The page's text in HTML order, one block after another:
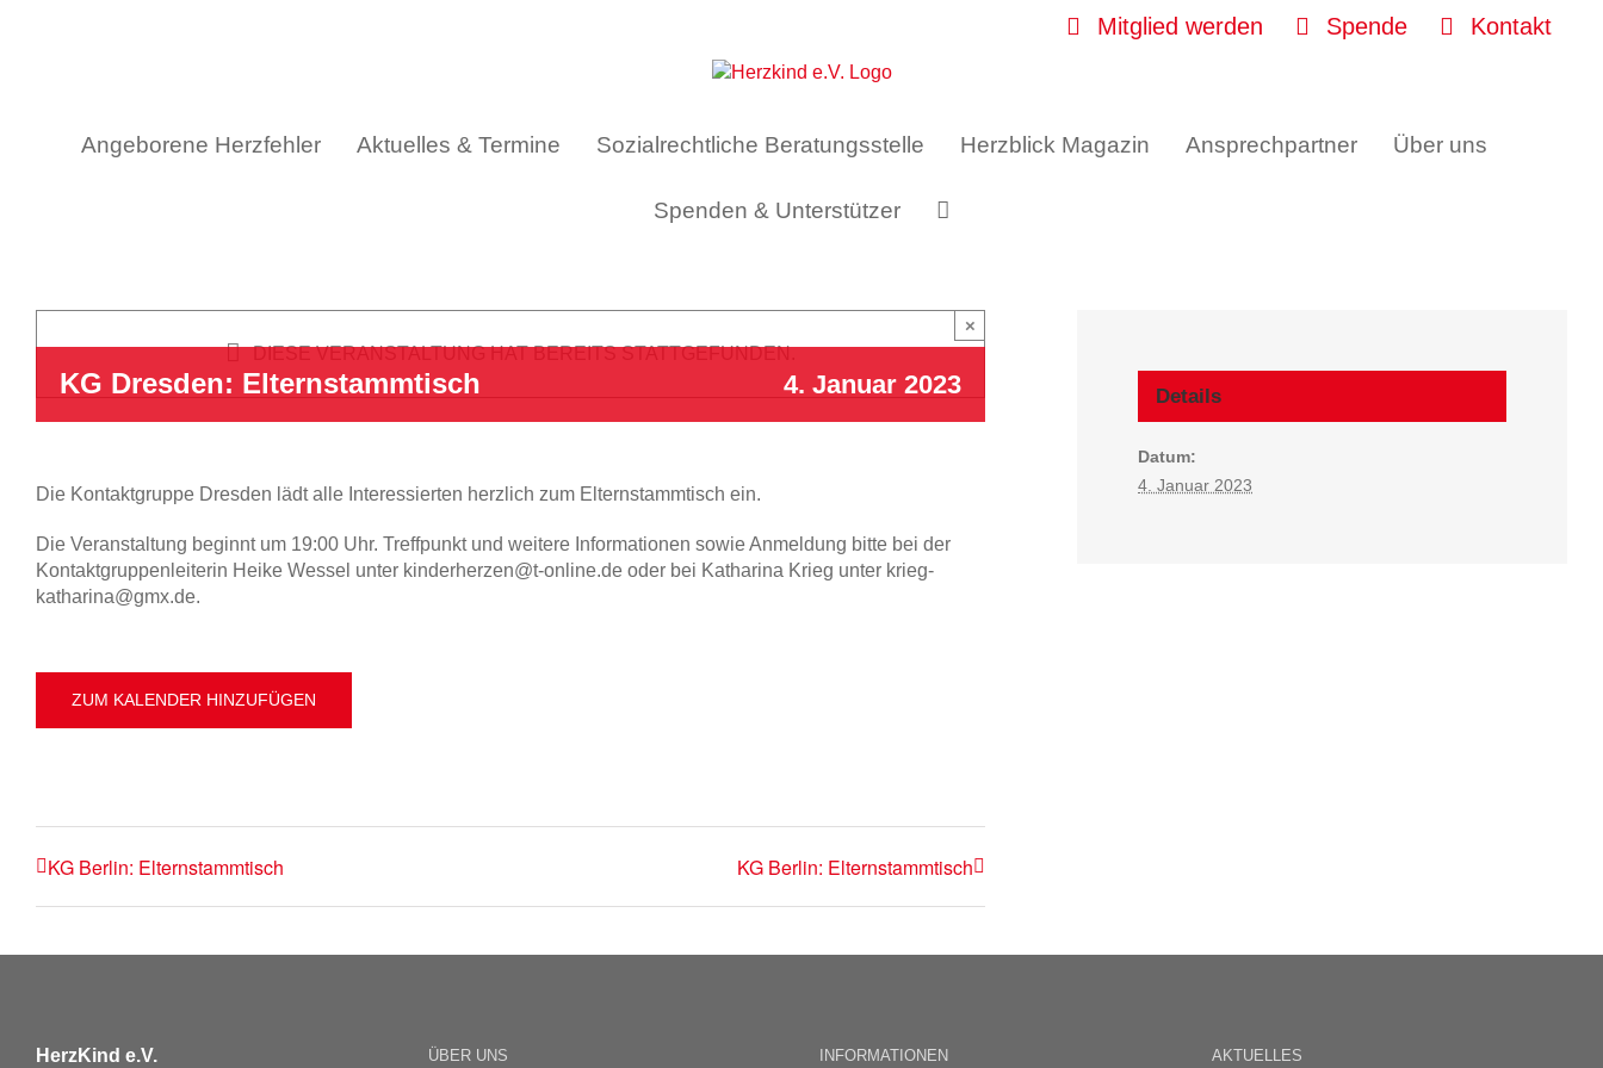
Mitglied werden Spende Kontakt
Angeborene Herzfehler Aktuelles & Termine Sozialrechtliche Beratungsstelle Herzblick Magazin Ansprechpartner Über uns
Spenden & Unterstützer
DIESE VERANSTALTUNG HAT BEREITS STATTGEFUNDEN.
×
KG Dresden: Elternstammtisch 4. Januar 2023
Die Kontaktgruppe Dresden lädt alle Interessierten herzlich zum Elternstammtisch ein.
Die Veranstaltung beginnt um 19:00 Uhr. Treffpunkt und weitere Informationen sowie Anmeldung bitte bei der
Kontaktgruppenleiterin Heike Wessel unter kinderherzen@t-online.de oder bei Katharina Krieg unter krieg-
katharina@gmx.de.
ZUM KALENDER HINZUFÜGEN
KG Berlin: Elternstammtisch KG Berlin: Elternstammtisch
Details
Datum:
4. Januar 2023
HerzKind e.V. ÜBER UNS INFORMATIONEN AKTUELLES